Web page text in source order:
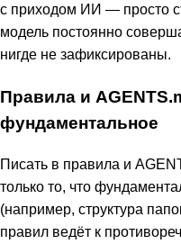
с приходом ИИ — просто
модель постоянно
нигде не зафиксированы.
Правила и
фундаментальное
Писать в правила и
только то, что
(например, структура
правил ведёт к